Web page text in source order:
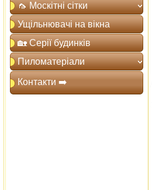
🦟 Москітні сітки
Ущільнювачі на вікна
🏡 Серії будинків
Пиломатеріали
Контакти ➡️